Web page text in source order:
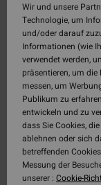
Wir und unsere
Technologie, um
und/oder darauf
Informationen (wie
verwendet werden,
präsentieren, um
messen, um
Publikum zu
entwickeln und zu
dass Sie Cookies,
ablehnen oder sich
betreffenden
Messung der
unserer : Cookie-